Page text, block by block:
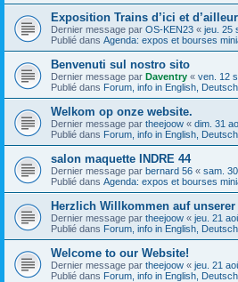
Exposition Trains d’ici et
Dernier message par OS-KEN23 « jeu. 25
Publié dans Agenda: expos et bourses
Benvenuti sul nostro sito
Dernier message par Daventry « ven. 12
Publié dans Forum, info in English,
Welkom op onze website.
Dernier message par theejoow « dim. 31
Publié dans Forum, info in English,
salon maquette INDRE 44
Dernier message par bernard 56 « sam.
Publié dans Agenda: expos et bourses
Herzlich Willkommen auf unserer
Dernier message par theejoow « jeu. 21
Publié dans Forum, info in English,
Welcome to our Website!
Dernier message par theejoow « jeu. 21
Publié dans Forum, info in English,